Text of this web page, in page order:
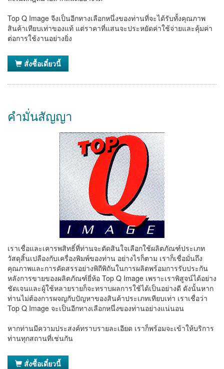
Top Q Image จีงเป็นอีกทางเลือกหนึ่งของท่านที่จะได้รับทั้งคุณภาพ
สินค้าเทียบเท่าของแท้ แต่ราคาที่แสนจะประหยัดค่าใช้จ่ายและคุ้มค่า
ต่อการใช้งานอย่างยิ่ง
สั่งซื้อเดี๋ยวนี้
คำมั่นสัญญา
เราเชื่อและเคารพสิทธิ์ที่ท่านจะตัดสินใจเลือกใช้ผลิตภัณฑ์ประเภท
วัสดุสิ้นเปลืองกับเครื่องพิมพ์ของท่าน อย่างไรก็ตาม เราก็เชื่อมั่นถึง
คุณภาพและการคัดสรรอย่างพิถีพิถันในการผลิตพร้อมการรับประกัน
หลังการขายของผลิตภัณฑ์ยี่ห้อ Top Q Image เพราะเราพิสูจน์ได้อย่าง
ชัดเจนและผู้ใช้หลายรายก็จะทราบผลการใช้ได้เป็นอย่างดี ดังนั้นหาก
ท่านไม่ต้องการผจญกับปัญหาของสินค้าประเภทเทียบเท่า เราเชื่อว่า
Top Q Image จะเป็นอีกทางเลือกหนึ่งของท่านอย่างแน่นอน
หากท่านมีความประสงค์ทราบรายละเอียด เราก็พร้อมจะเข้าให้บริการ
ท่านทุกสถานที่เช่นกัน
สั่งซื้อเดี๋ยวนี้